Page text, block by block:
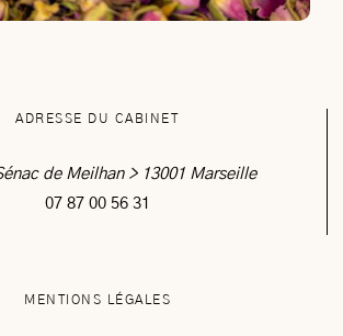
ADRESSE DU CABINET
de Meilhan > 13001 Marseille
07 87 00 56 31
MENTIONS LÉGALES